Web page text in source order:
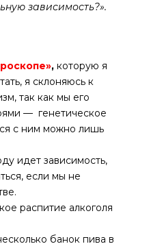
зависимость?».
,которую я
я склоняюсь к
так как мы его
— генетическое
с ним можно лишь
идет зависимость,
если мы не
распитие алкоголя
банок пива в